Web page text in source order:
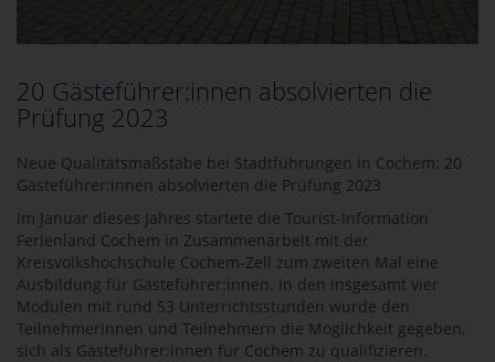
20 Gästeführer:innen absolvierten die
Prüfung 2023
Neue Qualitätsmaßstäbe bei Stadtführungen in Cochem: 20
Gästeführer:innen absolvierten die Prüfung 2023
Im Januar dieses Jahres startete die Tourist-Information
Ferienland Cochem in Zusammenarbeit mit der
Kreisvolkshochschule Cochem-Zell zum zweiten Mal eine
Ausbildung für Gästeführer:innen. In den insgesamt vier
Modulen mit rund 53 Unterrichtsstunden wurde den
Teilnehmerinnen und Teilnehmern die Möglichkeit gegeben,
sich als Gästeführer:innen für Cochem zu qualifizieren.